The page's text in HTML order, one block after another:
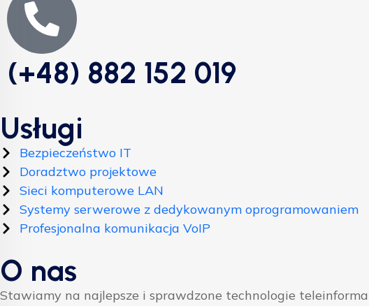
(+48) 882 152 019
Usługi
Bezpieczeństwo IT
Doradztwo projektowe
Sieci komputerowe LAN
Systemy serwerowe z dedykowanym oprogramowaniem
Profesjonalna komunikacja VoIP
O nas
Stawiamy na najlepsze i sprawdzone technologie